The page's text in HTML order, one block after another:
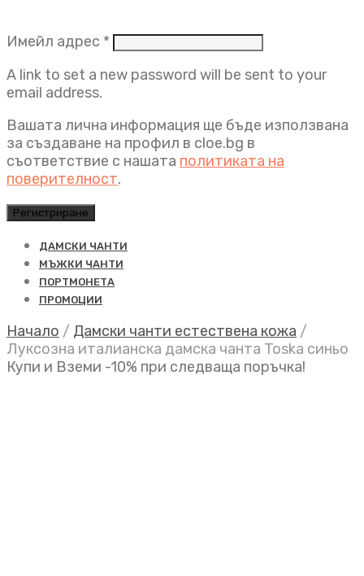
Имейл адрес * Задължително
A link to set a new password will be sent to your
email address.
Вашата лична информация ще бъде използвана
за създаване на профил в cloe.bg в
съответствие с нашата политиката на
поверителност.
Регистриране
ДАМСКИ ЧАНТИ
МЪЖКИ ЧАНТИ
ПОРТМОНЕТА
ПРОМОЦИИ
Начало / Дамски чанти естествена кожа /
Луксозна италианска дамска чанта Toska синьо
Купи и Вземи -10% при следваща поръчка!